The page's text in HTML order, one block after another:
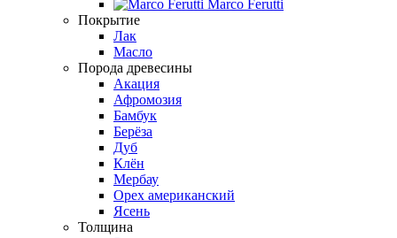
Marco Ferutti
Покрытие
Лак
Масло
Порода древесины
Акация
Афромозия
Бамбук
Берёза
Дуб
Клён
Мербау
Орех американский
Ясень
Толщина